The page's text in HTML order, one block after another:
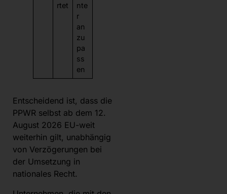
rtet
nte
r
an
zu
pa
ss
en
Entscheidend ist, dass die
PPWR selbst ab dem 12.
August 2026 EU-weit
weiterhin gilt, unabhängig
von Verzögerungen bei
der Umsetzung in
nationales Recht.